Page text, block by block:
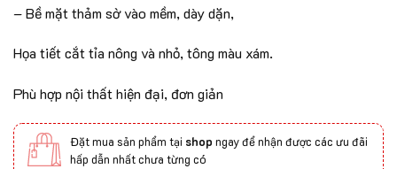
– Bề mặt thảm sờ vào mềm, dày dặn,
Họa tiết cắt tỉa nông và nhỏ, tông màu xám.
Phù hợp nội thất hiện đại, đơn giản
Đặt mua sản phẩm tại shop ngay để nhận được các ưu đãi
hấp dẫn nhất chưa từng có